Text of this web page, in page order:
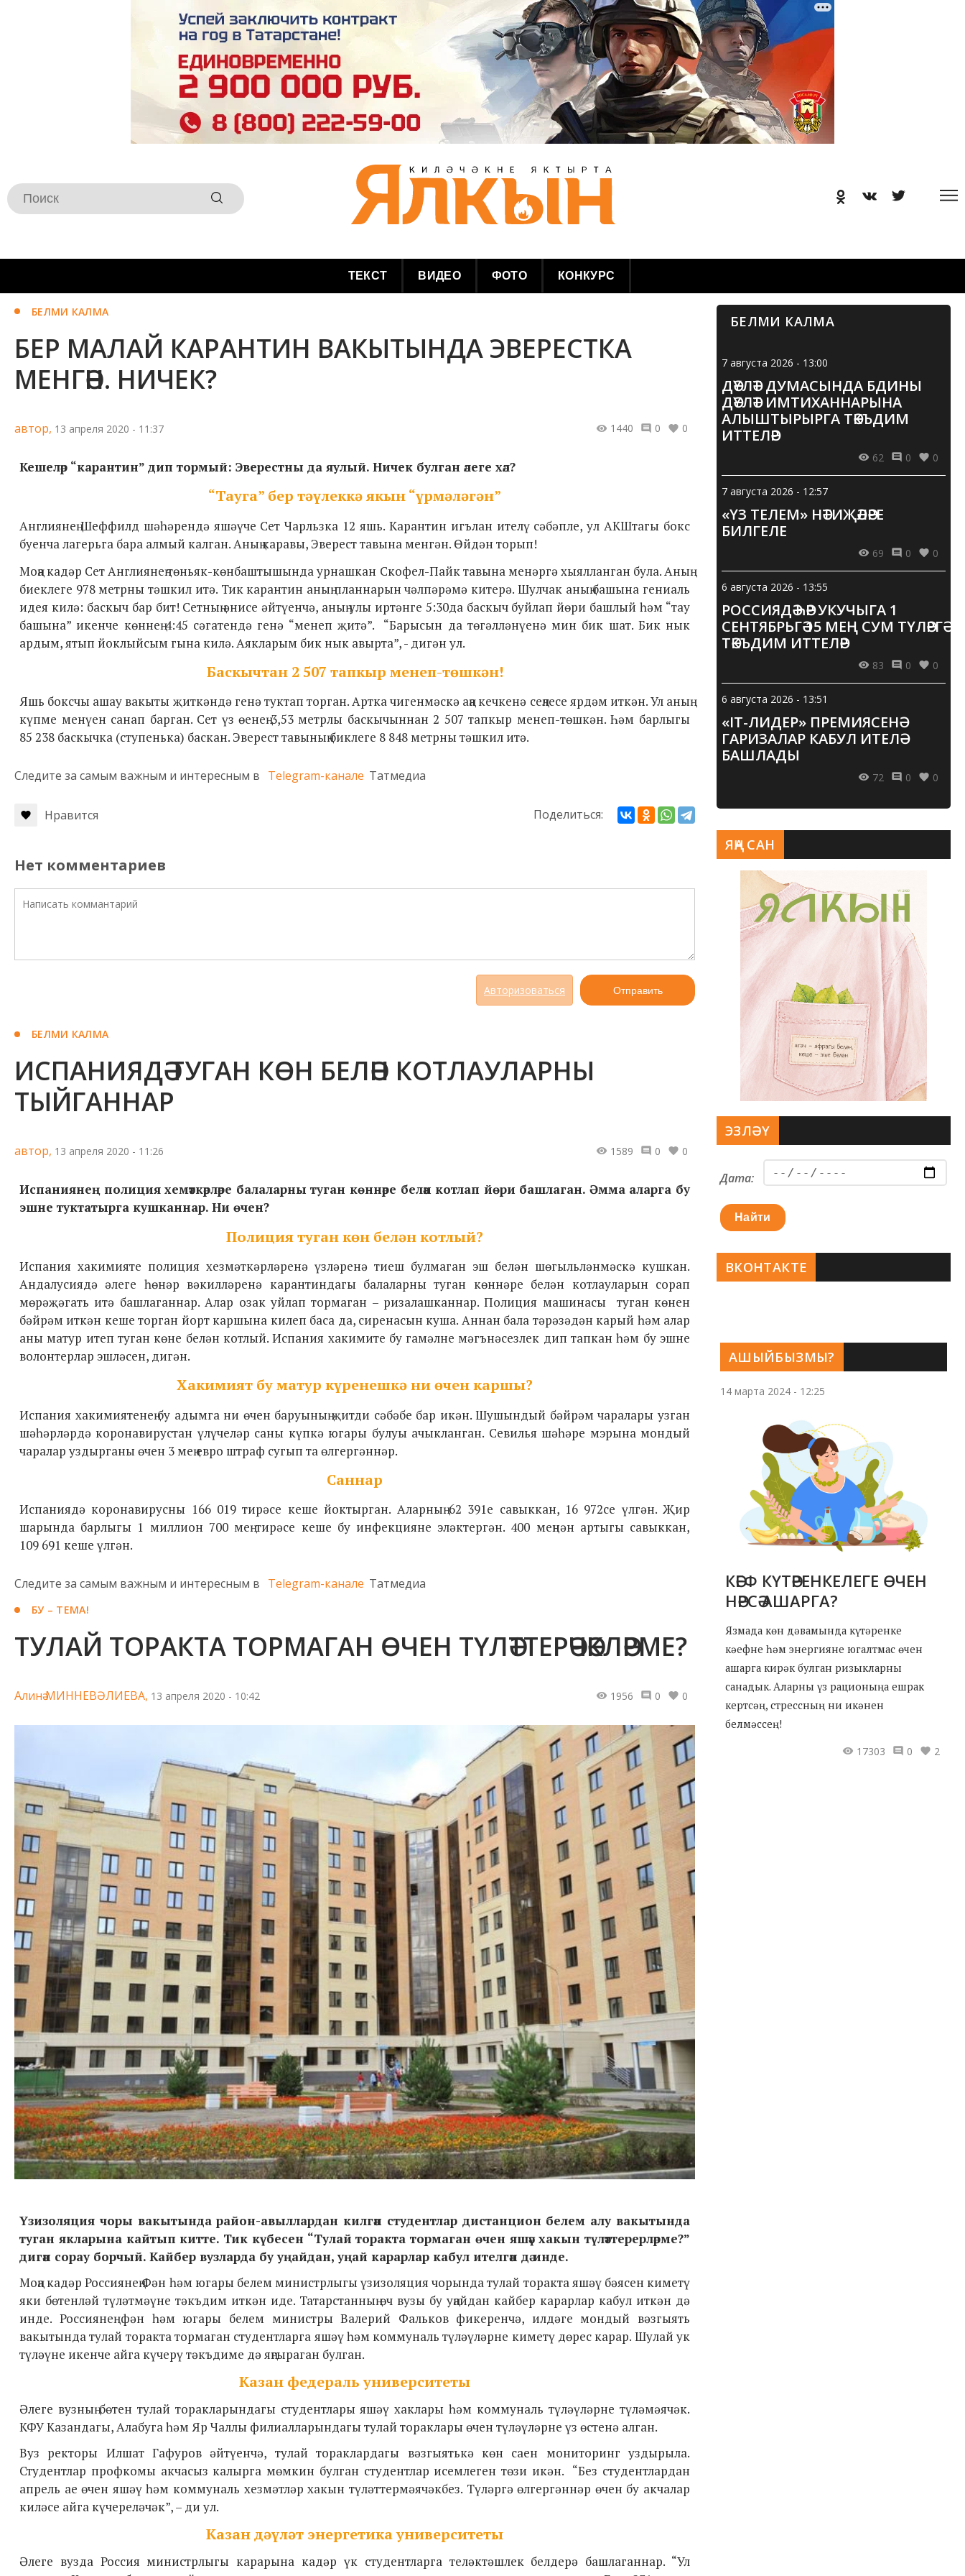
ТЕКСТ ВИДЕО ФОТО КОНКУРС
БЕЛМИ КАЛМА
БЕР МАЛАЙ КАРАНТИН ВАКЫТЫНДА ЭВЕРЕСТКА
МЕНГӘН. НИЧЕК?
автор, 13 апреля 2020 - 11:37 1440 0 0
Кешеләр “карантин” дип тормый: Эверестны да яулый. Ничек булган әлеге хәл?
“Тауга” бер тәүлеккә якын “үрмәләгән”
АнглиянеңШеффилд шәһәрендә яшәүче Сет Чарльзка 12 яшь. Карантин игълан ителү сәбәпле, ул АКШтагы бокс
буенча лагерьга бара алмый калган. Аның каравы, Эверест тавына менгән. Өйдән торып!
Моңа кадәр Сет Англиянең төньяк-көнбаштышында урнашкан Скофел-Пайк тавына менәргә хыялланган була. Аның
биеклеге 978 метрны тәшкил итә. Тик карантин аның планнарын чәлпәрәмә китерә. Шулчак аның башына гениаль
идея килә: баскыч бар бит! Сетның әнисе әйтүенчә, аның улы иртәнге 5:30да баскыч буйлап йөри башлый һәм “тау
башына” икенче көннең 4:45 сәгатендә генә “менеп җитә”. “Барысын да төгәлләнүенә мин бик шат. Бик нык
ардым, ятып йоклыйсым гына килә. Аякларым бик нык авырта”, - дигән ул.
Баскычтан 2 507 тапкыр менеп-төшкән!
Яшь боксчы ашау вакыты җиткәндә генә туктап торган. Артка чигенмәскә аңа кечкенә сеңлесе ярдәм иткән. Ул аның
күпме менүен санап барган. Сет үз өенең 3,53 метрлы баскычыннан2 507 тапкыр менеп-төшкән. Һәм барлыгы
85 238 баскычка (ступенька) баскан. Эверест тавының биклеге 8 848 метрны тәшкил итә.
Следите за самым важным и интересным в Telegram-канале Татмедиа
Нравится Поделиться:
Нет комментариев
Авторизоваться Отправить
БЕЛМИ КАЛМА
ИСПАНИЯДӘ ТУГАН КӨН БЕЛӘН КОТЛАУЛАРНЫ
ТЫЙГАННАР
автор, 13 апреля 2020 - 11:26 1589 0 0
Испаниянең полиция хемәткәрләре балаларны туган көннәре белән котлап йөри башлаган. Әмма аларга бу
эшне туктатырга кушканнар. Ни өчен?
Полиция туган көн белән котлый?
Испания хакимияте полиция хезмәткәрләренә үзләренә тиеш булмаган эш белән шөгыльләнмәскә кушкан.
Андалусиядә әлеге һөнәр вәкилләренә карантиндагы балаларны туган көннәре белән котлауларын сорап
мөрәҗәгать итә башлаганнар. Алар озак уйлап тормаган – ризалашканнар. Полиция машинасы туган көнен
бәйрәм иткән кеше торган йорт каршына килеп баса да, сиренасын куша. Аннан бала тәрәзәдән карый һәм алар
аны матур итеп туган көне белән котлый. Испания хакимите бу гамәлне мәгънәсезлек дип тапкан һәм бу эшне
волонтерлар эшләсен, дигән.
Хакимият бу матур күренешкә ни өчен каршы?
Испания хакимиятенең бу адымга ни өчен баруының җитди сәбәбе бар икән. Шушындый бәйрәм чаралары узган
шәһәрләрдә коронавирустан үлүчеләр саны күпкә югары булуы ачыкланган. Севилья шәһәре мэрына мондый
чаралар уздырганы өчен 3 мең евро штраф сугып та өлгергәннәр.
Саннар
Испаниядә коронавирусны 166 019 тирәсе кеше йоктырган. Аларның62 391е савыккан, 16 972се үлгән. Җир
шарында барлыгы 1 миллион 700 мең тирәсе кеше бу инфекцияне эләктергән. 400 меңнән артыгы савыккан,
109 691 кеше үлгән.
Следите за самым важным и интересным в Telegram-канале Татмедиа
БУ – ТЕМА!
ТУЛАЙ ТОРАКТА ТОРМАГАН ӨЧЕН ТҮЛӘТТЕРӘЧӘКЛӘРМЕ?
Алинә МИННЕВӘЛИЕВА, 13 апреля 2020 - 10:42 1956 0 0
Үзизоляция чоры вакытында район-авыллардан килгән студентлар дистанцион белем алу вакытында
туган якларына кайтып китте. Тик күбесен “Тулай торакта тормаган өчен яшәү хакын түләттерерләрме?”
дигән сорау борчый. Кайбер вузларда бу уңайдан, уңай карарлар кабул ителгән дә инде.
Моңа кадәр Россиянең Фән һәм югары белем министрлыгы үзизоляция чорында тулай торакта яшәү бәясен киметү
яки бөтенләй түләтмәүне тәкъдим иткән иде. Татарстанның өч вузы бу уңайдан кайбер карарлар кабул иткән дә
инде. Россиянең фән һәм югары белем министры Валерий Фальков фикеренчә, илдәге мондый вәзгыять
вакытында тулай торакта тормаган студентларга яшәү һәм коммуналь түләүләрне киметү дөрес карар. Шулай ук
түләүне икенче айга күчерү тәкъдиме дә яңгыраган булган.
Казан федераль университеты
Әлеге вузның бөтен тулай торакларындагы студентлары яшәү хаклары һәм коммуналь түләүләрне түләмәячәк.
КФУ Казандагы, Алабуга һәм Яр Чаллы филиалларындагы тулай тораклары өчен түләүләрне үз өстенә алган.
Вуз ректоры Илшат Гафуров әйтүенчә, тулай тораклардагы вәзгыятькә көн саен мониторинг уздырыла.
Студентлар профкомы акчасыз калырга мөмкин булган студентлар исемлеген төзи икән. “Без студентлардан
апрель ае өчен яшәү һәм коммуналь хезмәтләр хакын түләттермәячәкбез. Түләргә өлгергәннәр өчен бу акчалар
киләсе айга күчереләчәк”, – ди ул.
Казан дәүләт энергетика университеты
Әлеге вузда Россия министрлыгы карарына кадәр үк студентларга теләктәшлек белдерә башлаганнар. “Ул
БЕЛМИ КАЛМА
7 августа 2026 - 13:00
ДӘҮЛӘТ ДУМАСЫНДА БДИНЫ
ДӘҮЛӘТ ИМТИХАННАРЫНА
АЛЫШТЫРЫРГА ТӘКЪДИМ
ИТТЕЛӘР
62 0 0
7 августа 2026 - 12:57
«ҮЗ ТЕЛЕМ» НӘТИҖӘЛӘРЕ
БИЛГЕЛЕ
69 0 0
6 августа 2026 - 13:55
РОССИЯДӘ ҺӘР УКУЧЫГА 1
СЕНТЯБРЬГӘ 15 МЕҢ СУМ ТҮЛӘРГӘ
ТӘКЪДИМ ИТТЕЛӘР
83 0 0
6 августа 2026 - 13:51
«IT-ЛИДЕР» ПРЕМИЯСЕНӘ
ГАРИЗАЛАР КАБУЛ ИТЕЛӘ
БАШЛАДЫ
72 0 0
АШЫЙБЫЗМЫ?
14 марта 2024 - 12:25
КӘЕФ КҮТӘРЕНКЕЛЕГЕ ӨЧЕН
НӘРСӘ АШАРГА?
Язмада көн дәвамында күтәренке
кәефне һәм энергияне югалтмас өчен
ашарга кирәк булган ризыкларны
санадык. Аларны үз рационыңа ешрак
кертсәң, стрессның ни икәнен
белмәссең!
17303
0 2
ЯҢА САН
ЭЗЛӘҮ
Дата:
Найти
ВКОНТАКТЕ